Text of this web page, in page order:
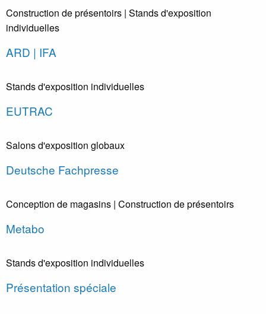
Construction de présentoirs | Stands d'exposition
individuelles
ARD | IFA
Stands d'exposition individuelles
EUTRAC
Salons d'exposition globaux
Deutsche Fachpresse
Conception de magasins | Construction de présentoirs
Metabo
Stands d'exposition individuelles
Présentation spéciale